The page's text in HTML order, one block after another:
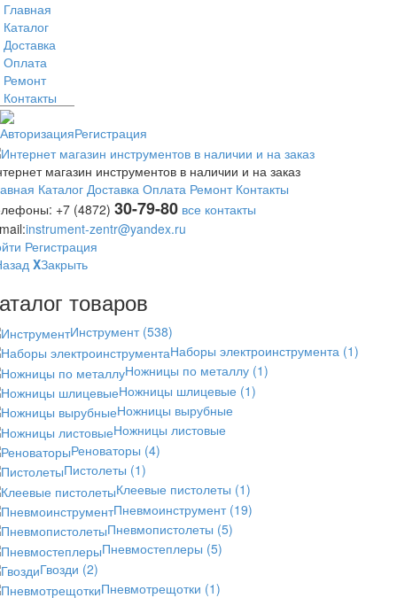
Главная
Каталог
Доставка
Оплата
Ремонт
Контакты
АвторизацияРегистрация
магазин инструментов в наличии и на заказ
Каталог Доставка Оплата Ремонт Контакты
+7 (4872) 30-79-80 все контакты
instrument-zentr@yandex.ru
Регистрация
XЗакрыть
товаров
Инструмент (538)
Наборы электроинструмента (1)
Ножницы по металлу (1)
Ножницы шлицевые (1)
Ножницы вырубные
Ножницы листовые
Реноваторы (4)
Пистолеты (1)
Клеевые пистолеты (1)
Пневмоинструмент (19)
Пневмопистолеты (5)
Пневмостеплеры (5)
Гвозди (2)
Пневмотрещотки (1)